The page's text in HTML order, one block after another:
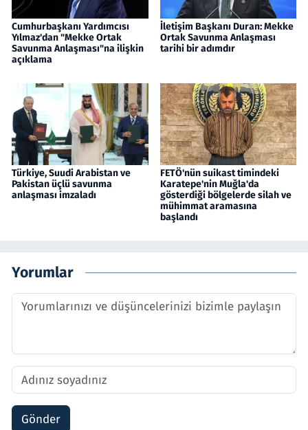
Cumhurbaşkanı Yardımcısı
Yılmaz'dan "Mekke Ortak
Savunma Anlaşması"na ilişkin
açıklama
İletişim Başkanı Duran: Mekke
Ortak Savunma Anlaşması
tarihi bir adımdır
Türkiye, Suudi Arabistan ve
Pakistan üçlü savunma
anlaşması imzaladı
FETÖ'nün suikast timindeki
Karatepe'nin Muğla'da
gösterdiği bölgelerde silah ve
mühimmat aramasına
başlandı
Yorumlar
Gönder